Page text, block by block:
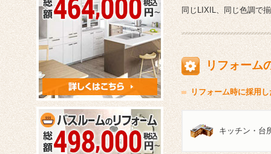
同じLIXIL、同じ色調で
リフォーム
リフォーム時に採用
キッチン・台